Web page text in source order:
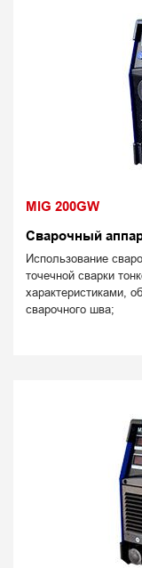
MIG 200GW
Сварочный
Использование
точечной сварки
характеристиками,
сварочного шва;